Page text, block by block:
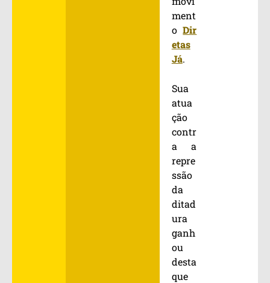
ment
oDir
etas
Já.
Sua
atua
ção
contr
a a
repre
ssão
da
ditad
ura
ganh
ou
desta
que